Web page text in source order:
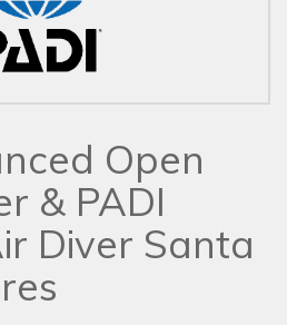
Open
& PADI
Diver Santa